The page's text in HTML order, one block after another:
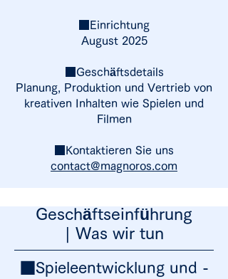
■Einrichtung
August 2025
■Geschäftsdetails
Planung, Produktion und Vertrieb von
kreativen Inhalten wie Spielen und
Filmen
■Kontaktieren Sie uns
contact@magnoros.com
Geschäftseinführung
| Was wir tun
■Spieleentwicklung und -